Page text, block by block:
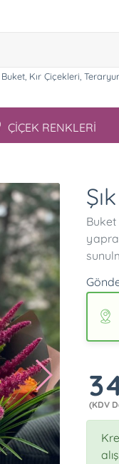
Buket, Kır Çiçekleri,
ÇİÇEK RENKLERİ
(KDV